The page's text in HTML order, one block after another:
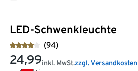
LED-Schwenkleuchte
(94)
24,99inkl. MwSt.zzgl. Versandkosten